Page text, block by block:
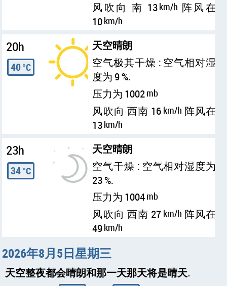
风吹向 南 13km/h 阵风在
10km/h
20h
40°C
天空晴朗
空气极其干燥 : 空气相对湿
度为 9 %.
压力为 1002mb
风吹向 西南 16 km/h 阵风在
13km/h
23h
34°C
天空晴朗
空气干燥 : 空气相对湿度为
23 %.
压力为 1004mb
风吹向 西南 27 km/h 阵风在
49km/h
2026年8月5日星期三
天空整夜都会晴朗和那一天那天将是晴天.